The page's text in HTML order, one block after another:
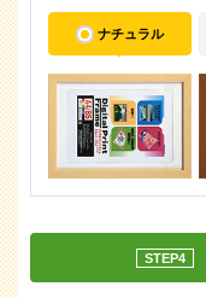
ナチュラル
STEP4